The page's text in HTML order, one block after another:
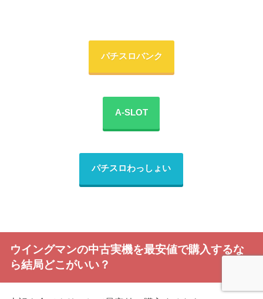
パチスロバンク
A-SLOT
パチスロわっしょい
ウイングマンの中古実機を最安値で購入するな
ら結局どこがいい？